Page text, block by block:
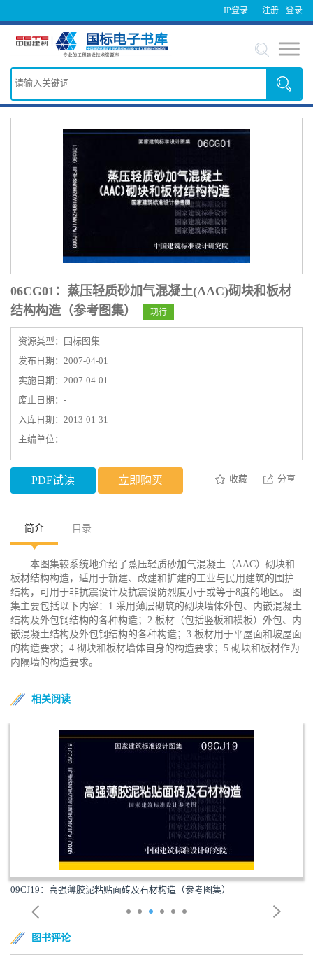
IP登录 登录
注册
06CG01：蒸压轻质砂加气混凝土(AAC)砌块和板材
结构构造（参考图集）
现行
资源类型：国标图集
发布日期：2007-04-01
实施日期：2007-04-01
废止日期：-
入库日期：2013-01-31
主编单位：
PDF试读 立即购买 收藏 分享
简介 目录
本图集较系统地介绍了蒸压轻质砂加气混凝土（AAC）砌块和
板材结构构造，适用于新建、改建和扩建的工业与民用建筑的围护
结构，可用于非抗震设计及抗震设防烈度小于或等于8度的地区。 图
集主要包括以下内容：1.采用薄层砌筑的砌块墙体外包、内嵌混凝土
结构及外包钢结构的各种构造；2.板材（包括竖板和横板）外包、内
嵌混凝土结构及外包钢结构的各种构造；3.板材用于平屋面和坡屋面
的构造要求；4.砌块和板材墙体自身的构造要求；5.砌块和板材作为
内隔墙的构造要求。
相关阅读
09CJ19：高强薄胶泥粘贴面砖及石材构造（参考图集）
图书评论